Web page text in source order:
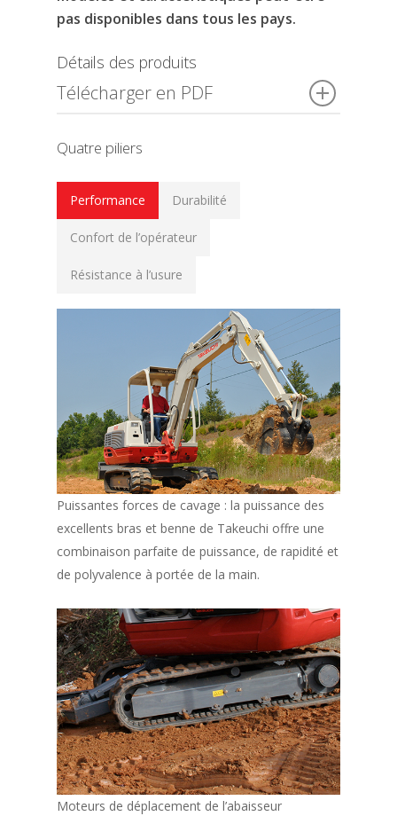
pas disponibles dans tous les pays.
Détails des produits
Télécharger en PDF
Quatre piliers
Performance Durabilité
Confort de l’opérateur
Résistance à l’usure
Puissantes forces de cavage : la puissance des
excellents bras et benne de Takeuchi offre une
combinaison parfaite de puissance, de rapidité et
de polyvalence à portée de la main.
Moteurs de déplacement de l’abaisseur